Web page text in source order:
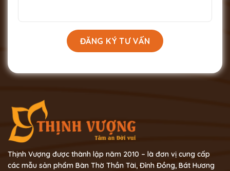
Thịnh Vượng được thành lập năm 2010 – là đơn vị cung cấp
các mẫu sản phẩm Bàn Thờ Thần Tài, Đỉnh Đồng, Bát Hương